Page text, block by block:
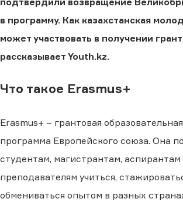
в программу. Как казахстанская
может участвовать в получении
рассказывает Youth.kz.
Что такое Erasmus+
Erasmus+ – грантовая образовательная
программа Европейского союза. Она
студентам, магистрантам, аспирантам
преподавателям учиться,
обмениваться опытом в разных